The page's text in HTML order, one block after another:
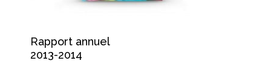
Rapport annuel
2013-2014